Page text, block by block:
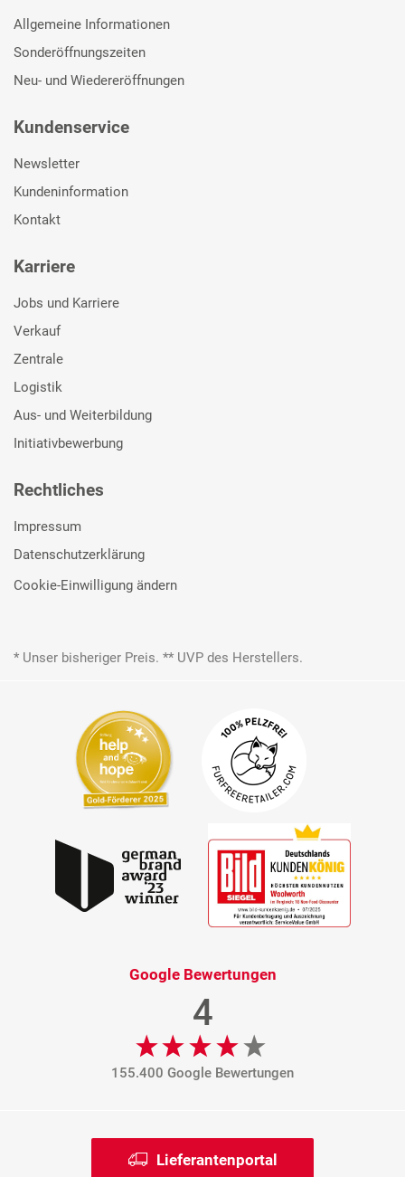
Allgemeine Informationen
Sonderöffnungszeiten
Neu- und Wiedereröffnungen
Kundenservice
Newsletter
Kundeninformation
Kontakt
Karriere
Jobs und Karriere
Verkauf
Zentrale
Logistik
Aus- und Weiterbildung
Initiativbewerbung
Rechtliches
Impressum
Datenschutzerklärung
Cookie-Einwilligung ändern
* Unser bisheriger Preis. ** UVP des Herstellers.
Google Bewertungen
4
155.400 Google Bewertungen
Lieferantenportal